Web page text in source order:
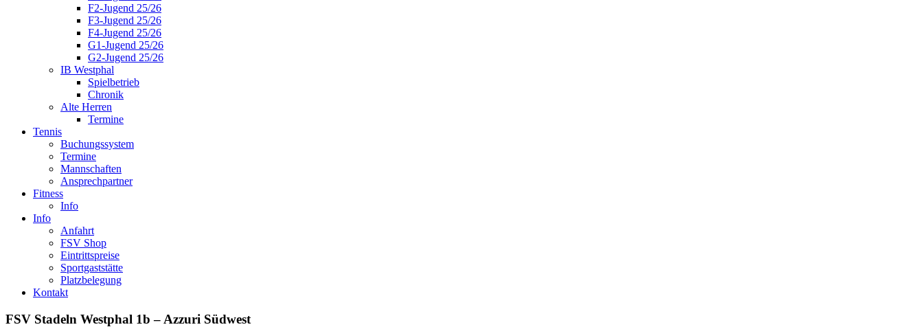
F2-Jugend 25/26
F3-Jugend 25/26
F4-Jugend 25/26
G1-Jugend 25/26
G2-Jugend 25/26
IB Westphal
Spielbetrieb
Chronik
Alte Herren
Termine
Tennis
Buchungssystem
Termine
Mannschaften
Ansprechpartner
Fitness
Info
Info
Anfahrt
FSV Shop
Eintrittspreise
Sportgaststätte
Platzbelegung
Kontakt
FSV Stadeln Westphal 1b – Azzuri Südwest